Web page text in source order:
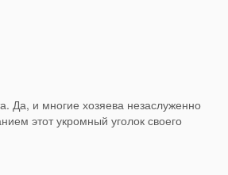
Да, и многие хозяева незаслуженно
этот укромный уголок своего